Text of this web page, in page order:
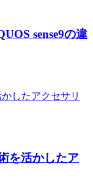
sense9の違
を活かしたア